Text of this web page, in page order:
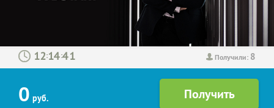
Получили: 8
: :
0 руб.